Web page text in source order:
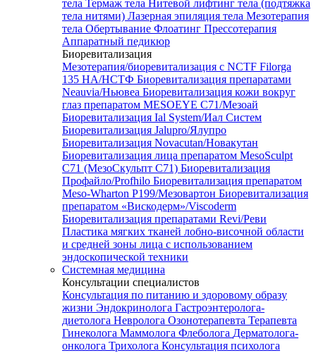
тела Термаж тела Нитевой лифтинг тела (подтяжка
тела нитями) Лазерная эпиляция тела Мезотерапия
тела Обертывание Флоатинг Прессотерапия
Аппаратный педикюр
Биоревитализация
Мезотерапия/биоревитализация с NCTF Filorga
135 HA/НСТФ Биоревитализация препаратами
Neauvia/Ньювеа Биоревитализация кожи вокруг
глаз препаратом MESOEYE C71/Мезоай
Биоревитализация Ial System/Иал Систем
Биоревитализация Jalupro/Ялупро
Биоревитализация Novacutan/Новакутан
Биоревитализация лица препаратом MesoSculpt
C71 (МезоСкульпт С71) Биоревитализация
Профайло/Profhilo Биоревитализация препаратом
Meso-Wharton P199/Мезовартон Биоревитализация
препаратом «Вискодерм»/Viscoderm
Биоревитализация препаратами Revi/Реви
Пластика мягких тканей лобно-височной области
и средней зоны лица с использованием
эндоскопической техники
Системная медицина
Консультации специалистов
Консультация по питанию и здоровому образу
жизни Эндокринолога Гастроэнтеролога-
диетолога Невролога Озонотерапевта Терапевта
Гинеколога Маммолога Флеболога Дерматолога-
онколога Трихолога Консультация психолога